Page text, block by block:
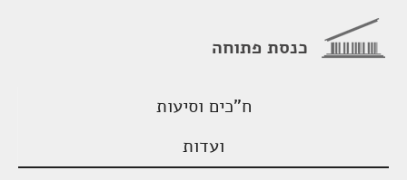
כנסת פתוחה
ח"כים וסיעות
ועדות